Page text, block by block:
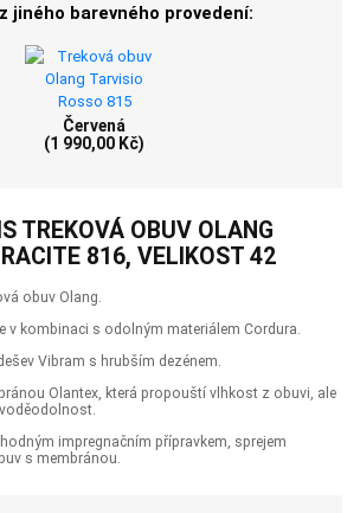
jiného barevného provedení:
Červená
(1 990,00 Kč)
TREKOVÁ OBUV OLANG
816, VELIKOST 42
obuv Olang.
v kombinaci s odolným materiálem Cordura.
Vibram s hrubším dezénem.
Olantex, která propouští vlhkost z obuvi, ale
impregnačním přípravkem, sprejem
s membránou.